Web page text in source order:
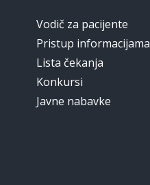
Vodič za pacijente
Pristup informacijama
Lista čekanja
Konkursi
Javne nabavke